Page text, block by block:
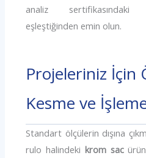
analiz sertifikasındaki
eşleştiğinden emin olun.
Projeleriniz İçin
Kesme ve
Standart ölçülerin dışına
rulo halindeki krom sac